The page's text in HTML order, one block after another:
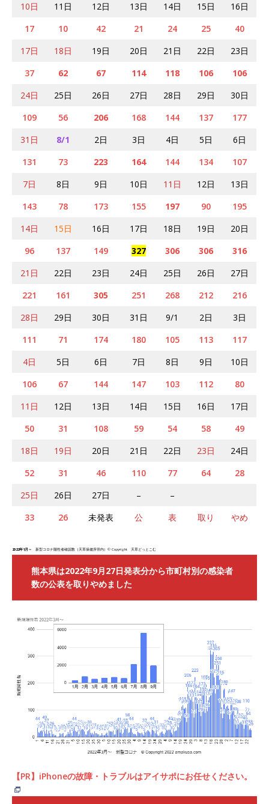
10日
11日 12日 13日 14日 15日
16日
17
10 42 21 24 25
40
17日
18日 19日 20日 21日 22日
23日
37
62 67 114 118 106
106
24日
25日 26日 27日 28日 29日
30日
109
56 206 168 144 137
177
31日
8/1 2日 3日 4日 5日
6日
131
73 223 164 144 134
107
7日
8日 9日 10日 11日 12日
13日
143
78 173 155 197 90
195
14日
15日 16日 17日 18日 19日
20日
96
137 149 327 306 306
316
21日
22日 23日 24日 25日 26日
27日
221
161 305 251 268 212
216
28日
29日 30日 31日 9/1 2日
3日
111
71 174 180 105 113
117
4日
5日 6日 7日 8日 9日
10日
106
67 144 147 103 112
80
11日
12日 13日 14日 15日 16日
17日
50
31 108 59 54 58
49
18日
19日 20日 21日 22日 23日
24日
52
31 46 110 77 64
28
25日
26日 27日 –
–
33
26 未発表 公 表 取り やめ
2022年1月～ 新型コロナ陽性者確認数（天草保健所管内）© Copyright 天草どっとこむ
熊本県は2022年9月27日発表分から市町村別の感染者
数の公表を取りやめました
【PR】iPhoneの故障・トラブルはアイサポにお任せください。